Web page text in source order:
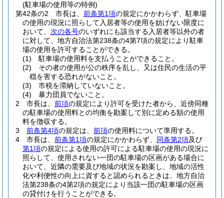
(駐車場の使用等の特例)
第42条の2
市長は、 前条第1項の規定にかかわらず、駐車場
の使用の現況に照らして入居者等の使用を妨げない限度に
おいて、 次の各号のいずれにも該当する入居者等以外の者
に対して、地方自治法第238条の4第7項の規定により駐車
場の使用を許可することができる。
(1)
駐車場の使用料を支払うことができること。
(2)
その者の使用が公の秩序を乱し、又は住民の生活の平
穏を害する恐れがないこと。
(3)
市税を滞納していないこと。
(4)
暴力団員でないこと。
2
市長は、 前項の規定により許可を受けた者から、近傍同種
の駐車場の使用料との均衡を勘案して別に定める額の使用
料を徴収する。
3
前条第4項の規定は、 前項の使用料について準用する。
4
市長は、 前条第1項の規定にかかわらず、 同条第2項及び
第1項の規定による使用の許可による駐車場の使用の現況に
照らして、使用されない一団の駐車場の区画がある場合に
おいて、近隣の需要及び地域の状況を勘案し、地域の活性
化や利便性の向上に資すると認められるときは、地方自治
法第238条の4第2項の規定により当該一団の駐車場の区画
の貸付けを行うことができる。